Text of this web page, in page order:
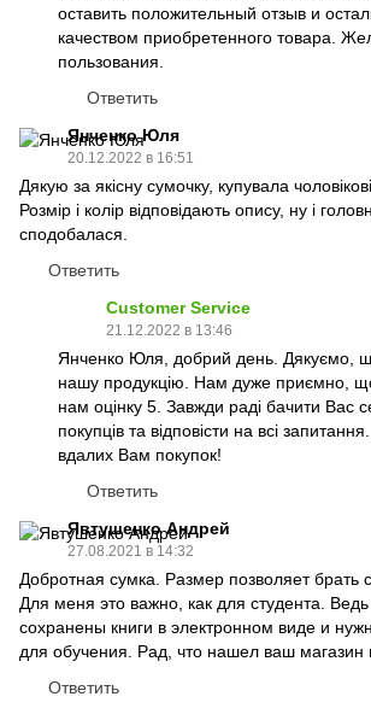
оставить положительный отзыв и
качеством приобретенного товара.
пользования.
Ответить
Янченко Юля
20.12.2022 в 16:51
Дякую за якісну сумочку, купувала
Розмір і колір відповідають опису, ну і
сподобалася.
Ответить
Customer Service
21.12.2022 в 13:46
Янченко Юля, добрий день. Дякуємо,
нашу продукцію. Нам дуже приємно,
нам оцінку 5. Завжди раді бачити Вас
покупців та відповісти на всі
вдалих Вам покупок!
Ответить
Явтушенко Андрей
27.08.2021 в 14:32
Добротная сумка. Размер позволяет брать
Для меня это важно, как для студента. Ведь
сохранены книги в электронном виде и
для обучения. Рад, что нашел ваш магазин
Ответить